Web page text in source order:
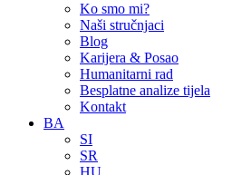
Ko smo mi?
Naši stručnjaci
Blog
Karijera & Posao
Humanitarni rad
Besplatne analize tijela
Kontakt
BA
SI
SR